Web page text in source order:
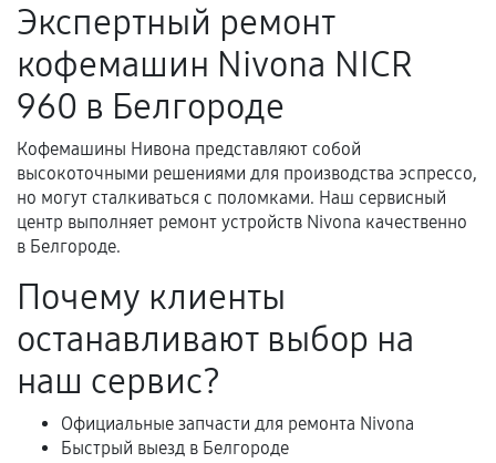
Поломка установленной детали при
нормальной эксплуатации в течение
гарантийного срока.
Несоответствие комплектующей заявленным
техническим характеристикам.
Документы для подтверждения
гарантии
Гарантийный талон.
Акт выполненных работ с датой, перечнем
услуг и сроком гарантии.
и кассовый чек.
Экспертный ремонт
кофемашин Nivona NICR
960 в Белгороде
Кофемашины Нивона представляют собой
высокоточными решениями для производства эспрессо,
но могут сталкиваться с поломками. Наш сервисный
центр выполняет ремонт устройств Nivona качественно
в Белгороде.
Почему клиенты
останавливают выбор на
наш сервис?
Официальные запчасти для ремонта Nivona
Быстрый выезд в Белгороде